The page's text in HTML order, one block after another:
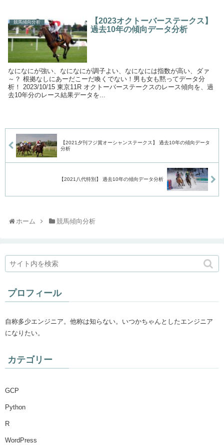
競馬傾向分析
【2023オクトーバーステークス】
過去10年の傾向データ分析
なになにが強い、なになにが調子よい、なになには指数が高い、ダァ
～？ 根拠なしにあーだこーだ喚くでない！男も女も黙ってデータ分
析！ 2023/10/15 東京11R オクトーバーステークスのレース傾向を、過
去10年分のレース結果データを...
【2021夕刊フジ賞オーシャンステークス】 過去10年の傾向データ
分析
【2021八代特別】 過去10年の傾向データ分析
ホーム 競馬傾向分析
プロフィール
自称多少エンジニア。他称は知らない。いつかちゃんとしたエンジニア
になりたい。
カテゴリー
GCP
Python
R
WordPress